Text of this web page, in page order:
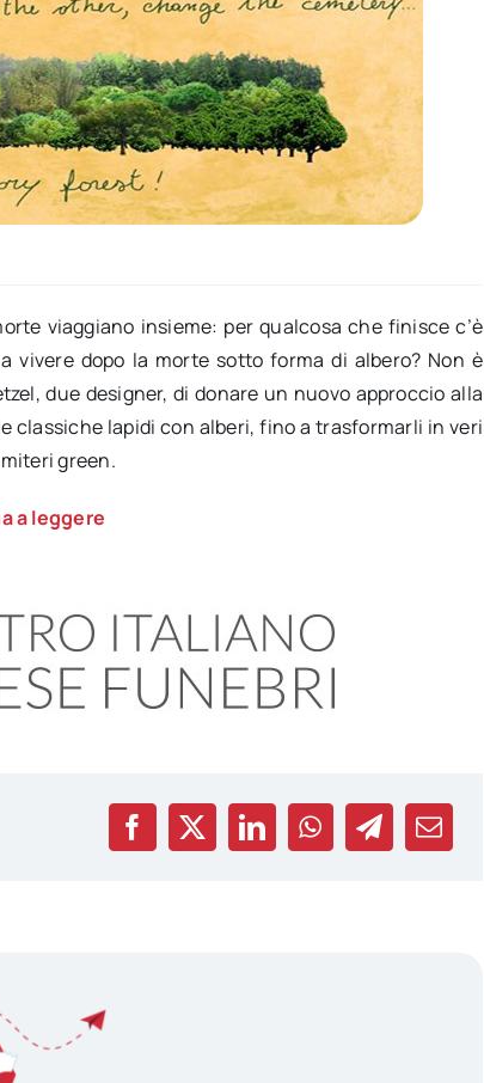
viaggiano insieme: per qualcosa che finisce c’è
vivere dopo la morte sotto forma di albero? Non è
due designer, di donare un nuovo approccio alla
classiche lapidi con alberi, fino a trasformarli in veri
green.
a leggere